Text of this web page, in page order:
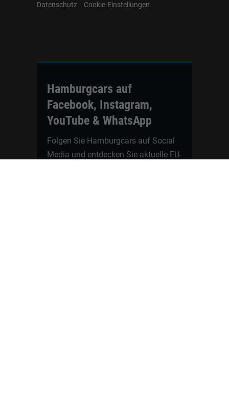
Datenschutz
Cookie-Einstellungen
Hamburgcars auf
Facebook, Instagram,
YouTube & WhatsApp
Folgen Sie Hamburgcars auf Social
Media und entdecken Sie aktuelle EU-